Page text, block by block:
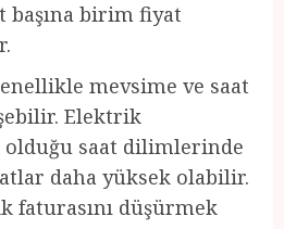
başına birim fiyat
mevsime ve saat
Elektrik
saat dilimlerinde
daha yüksek olabilir.
faturasını düşürmek